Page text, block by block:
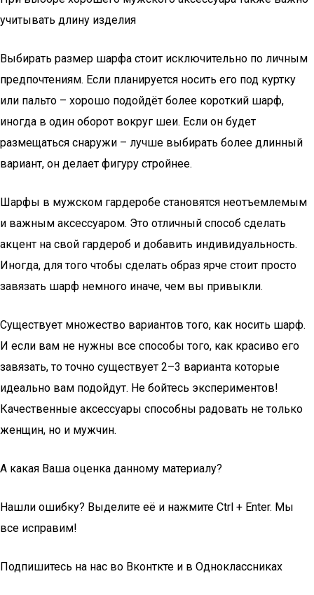
учитывать длину изделия
Выбирать размер шарфа стоит исключительно по личным
предпочтениям. Если планируется носить его под куртку
или пальто – хорошо подойдёт более короткий шарф,
иногда в один оборот вокруг шеи. Если он будет
размещаться снаружи – лучше выбирать более длинный
вариант, он делает фигуру стройнее.
Шарфы в мужском гардеробе становятся неотъемлемым
и важным аксессуаром. Это отличный способ сделать
акцент на свой гардероб и добавить индивидуальность.
Иногда, для того чтобы сделать образ ярче стоит просто
завязать шарф немного иначе, чем вы привыкли.
Существует множество вариантов того, как носить шарф.
И если вам не нужны все способы того, как красиво его
завязать, то точно существует 2–3 варианта которые
идеально вам подойдут. Не бойтесь экспериментов!
Качественные аксессуары способны радовать не только
женщин, но и мужчин.
А какая Ваша оценка данному материалу?
Нашли ошибку? Выделите её и нажмите Ctrl + Enter. Мы
все исправим!
Подпишитесь на нас во Вконткте и в Одноклассниках